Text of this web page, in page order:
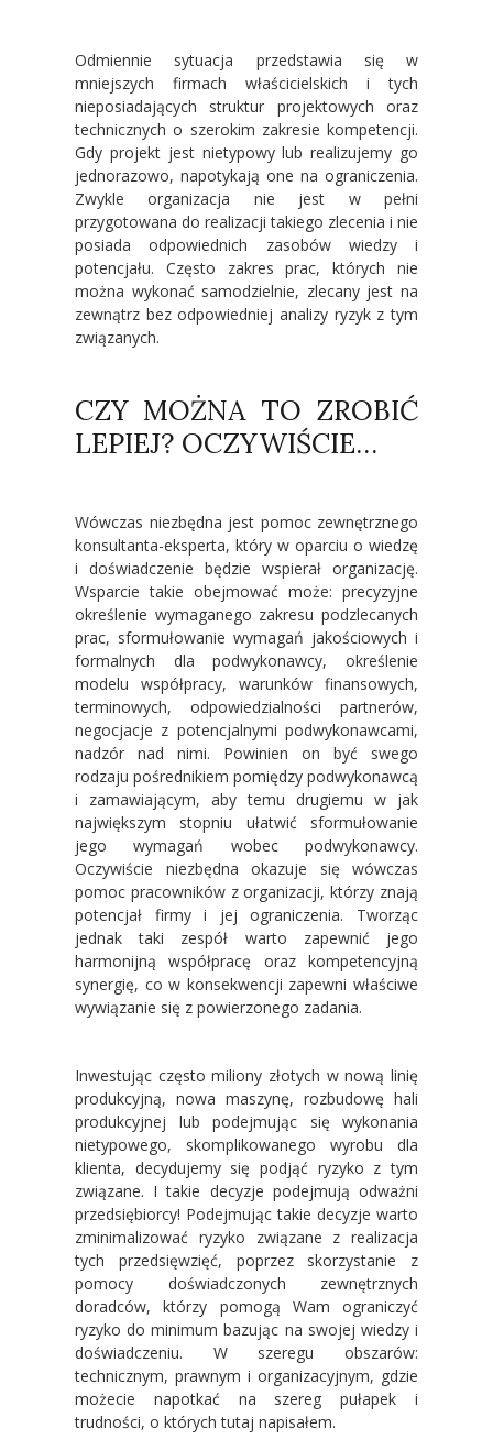
Odmiennie sytuacja przedstawia się w
mniejszych firmach właścicielskich i tych
nieposiadających struktur projektowych oraz
technicznych o szerokim zakresie kompetencji.
Gdy projekt jest nietypowy lub realizujemy go
jednorazowo, napotykają one na ograniczenia.
Zwykle organizacja nie jest w pełni
przygotowana do realizacji takiego zlecenia i nie
posiada odpowiednich zasobów wiedzy i
potencjału. Często zakres prac, których nie
można wykonać samodzielnie, zlecany jest na
zewnątrz bez odpowiedniej analizy ryzyk z tym
związanych.
CZY MOŻNA TO ZROBIĆ
LEPIEJ? OCZYWIŚCIE…
Wówczas niezbędna jest pomoc zewnętrznego
konsultanta-eksperta, który w oparciu o wiedzę
i doświadczenie będzie wspierał organizację.
Wsparcie takie obejmować może: precyzyjne
określenie wymaganego zakresu podzlecanych
prac, sformułowanie wymagań jakościowych i
formalnych dla podwykonawcy, określenie
modelu współpracy, warunków finansowych,
terminowych, odpowiedzialności partnerów,
negocjacje z potencjalnymi podwykonawcami,
nadzór nad nimi. Powinien on być swego
rodzaju pośrednikiem pomiędzy podwykonawcą
i zamawiającym, aby temu drugiemu w jak
największym stopniu ułatwić sformułowanie
jego wymagań wobec podwykonawcy.
Oczywiście niezbędna okazuje się wówczas
pomoc pracowników z organizacji, którzy znają
potencjał firmy i jej ograniczenia. Tworząc
jednak taki zespół warto zapewnić jego
harmonijną współpracę oraz kompetencyjną
synergię, co w konsekwencji zapewni właściwe
wywiązanie się z powierzonego zadania.
Inwestując często miliony złotych w nową linię
produkcyjną, nowa maszynę, rozbudowę hali
produkcyjnej lub podejmując się wykonania
nietypowego, skomplikowanego wyrobu dla
klienta, decydujemy się podjąć ryzyko z tym
związane. I takie decyzje podejmują odważni
przedsiębiorcy! Podejmując takie decyzje warto
zminimalizować ryzyko związane z realizacja
tych przedsięwzięć, poprzez skorzystanie z
pomocy doświadczonych zewnętrznych
doradców, którzy pomogą Wam ograniczyć
ryzyko do minimum bazując na swojej wiedzy i
doświadczeniu. W szeregu obszarów:
technicznym, prawnym i organizacyjnym, gdzie
możecie napotkać na szereg pułapek i
trudności, o których tutaj napisałem.